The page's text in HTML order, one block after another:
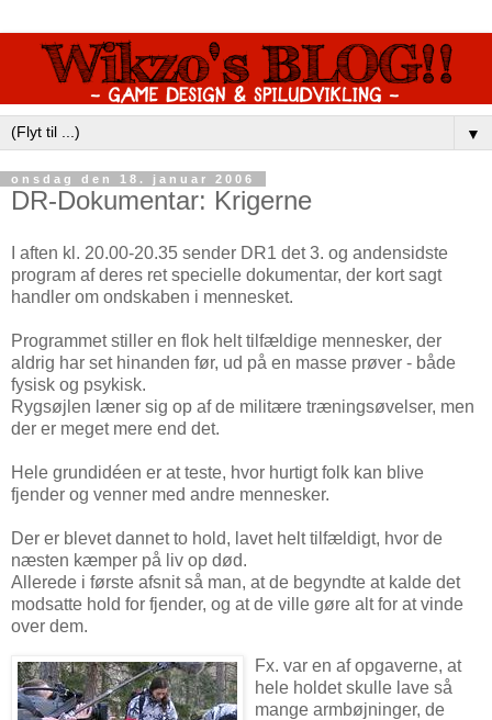
▼
onsdag den 18. januar 2006
DR-Dokumentar: Krigerne
I aften kl. 20.00-20.35 sender DR1 det 3. og andensidste
program af deres ret specielle dokumentar, der kort sagt
handler om ondskaben i mennesket.
Programmet stiller en flok helt tilfældige mennesker, der
aldrig har set hinanden før, ud på en masse prøver - både
fysisk og psykisk.
Rygsøjlen læner sig op af de militære træningsøvelser, men
der er meget mere end det.
Hele grundidéen er at teste, hvor hurtigt folk kan blive
fjender og venner med andre mennesker.
Der er blevet dannet to hold, lavet helt tilfældigt, hvor de
næsten kæmper på liv op død.
Allerede i første afsnit så man, at de begyndte at kalde det
modsatte hold for fjender, og at de ville gøre alt for at vinde
over dem.
Fx. var en af opgaverne, at
hele holdet skulle lave så
mange armbøjninger, de